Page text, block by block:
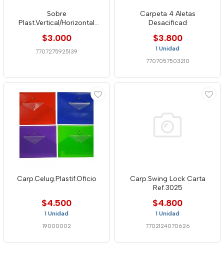
Sobre
Plast.Vertical/Horizontal
$3.000
7707275925139
Carpeta 4 Aletas
Desacificad
$3.800
1 Unidad
7707057503210
Carp.Celug.Plastif.Oficio
$4.500
1 Unidad
19000002
Carp.Swing Lock Carta
Ref.3025
$4.800
1 Unidad
7702124070626